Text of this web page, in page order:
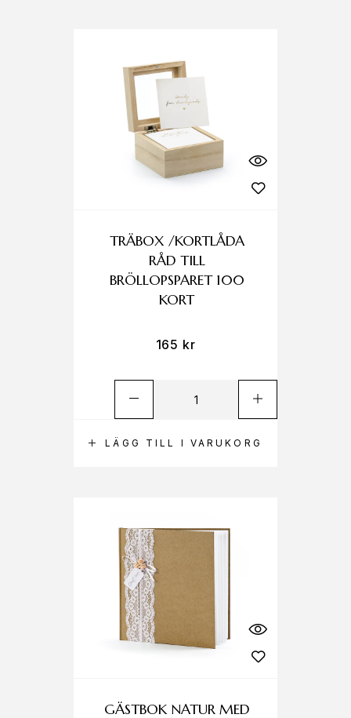
LÄGG TILL I VARUKORG
TRÄBOX /KORTLÅDA
RÅD TILL
BRÖLLOPSPARET 100
KORT
165 kr
GÄSTBOK NATUR MED